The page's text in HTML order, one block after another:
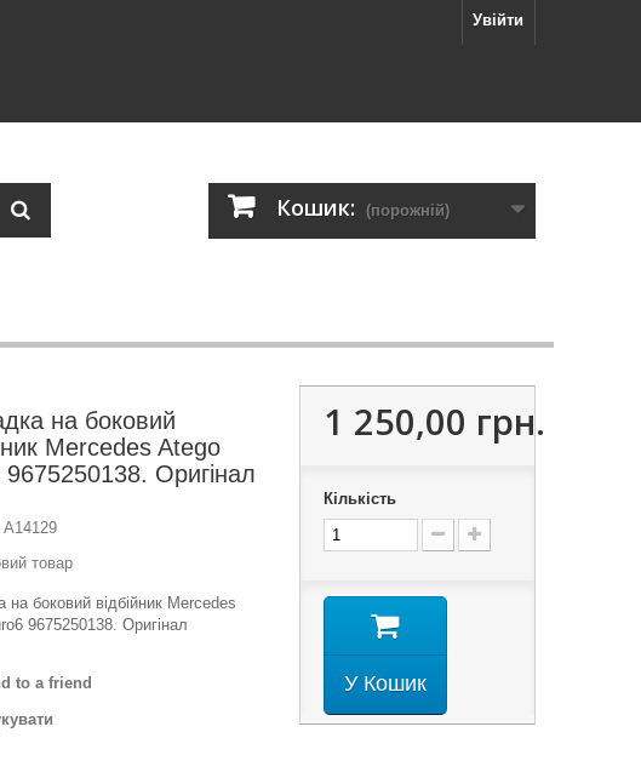
Увійти
Кошик: (порожній)
на боковий
Mercedes Atego
9675250138. Оригінал
A14129
товар
на боковий відбійник Mercedes
9675250138. Оригінал
to a friend
1 250,00 грн.
Кількість
У Кошик